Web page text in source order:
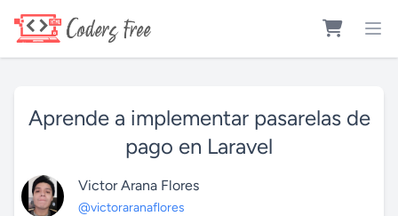
Aprende a implementar pasarelas de
pago en Laravel
Victor Arana Flores
@victoraranaflores